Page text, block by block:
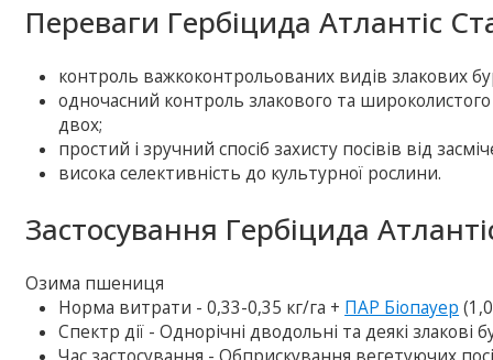
Переваги Гербіцида Атлантіс
контроль важкоконтрольованих видів злакових
одночасний контроль злакового та
двох;
простий і зручний спосіб захисту посівів від
висока селективність до культурної рослини.
Застосування Гербіцида
Озима пшениця
Норма витрати - 0,33-0,35 кг/га + ПАР Біопауер
Спектр дії - Однорічні дводольні та деякі злакові